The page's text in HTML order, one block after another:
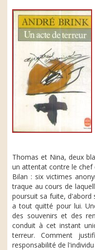
Thomas et Nina, deux
un attentat contre le chef
Bilan : six victimes
traque au cours de
poursuit sa fuite, d'abord
a tout quitté pour lui.
des souvenirs et des
conduit à cet instant
terreur. Comment
responsabilité de